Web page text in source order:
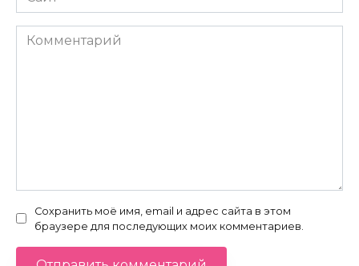
Комментарий
Сохранить моё имя, email и адрес сайта в этом
браузере для последующих моих комментариев.